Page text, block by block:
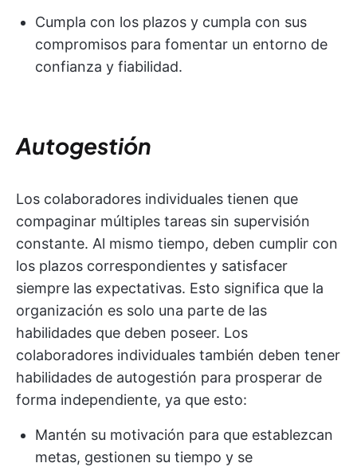
Cumpla con los plazos y cumpla con sus
compromisos para fomentar un entorno de
confianza y fiabilidad.
Autogestión
Los colaboradores individuales tienen que
compaginar múltiples tareas sin supervisión
constante. Al mismo tiempo, deben cumplir con
los plazos correspondientes y satisfacer
siempre las expectativas. Esto significa que la
organización es solo una parte de las
habilidades que deben poseer. Los
colaboradores individuales también deben tener
habilidades de autogestión para prosperar de
forma independiente, ya que esto:
Mantén su motivación para que establezcan
metas, gestionen su tiempo y se